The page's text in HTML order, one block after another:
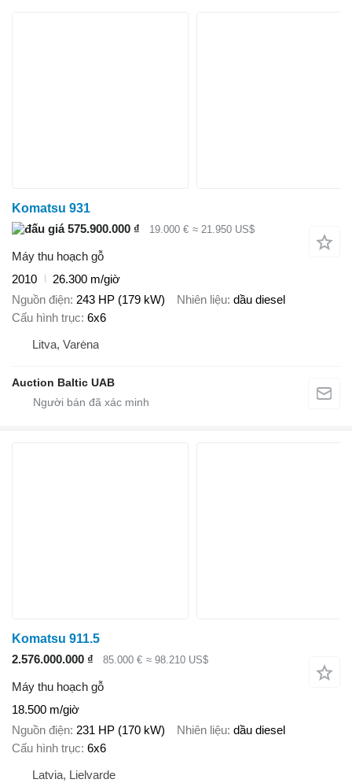
Komatsu 931
575.900.000 ₫
19.000 € ≈ 21.950 US$
Máy thu hoạch gỗ
2010
26.300 m/giờ
Nguồn điện 243 HP (179 kW) Nhiên liệu dầu diesel
Cấu hình trục 6x6
Litva, Varėna
Auction Baltic UAB
Komatsu 911.5
2.576.000.000 ₫
85.000 € ≈ 98.210 US$
Máy thu hoạch gỗ
18.500 m/giờ
Nguồn điện 231 HP (170 kW) Nhiên liệu dầu diesel
Cấu hình trục 6x6
Latvia, Lielvarde